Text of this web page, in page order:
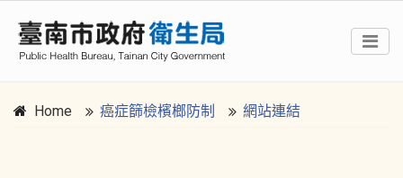
Home 癌症篩檢檳榔防制 網站連結